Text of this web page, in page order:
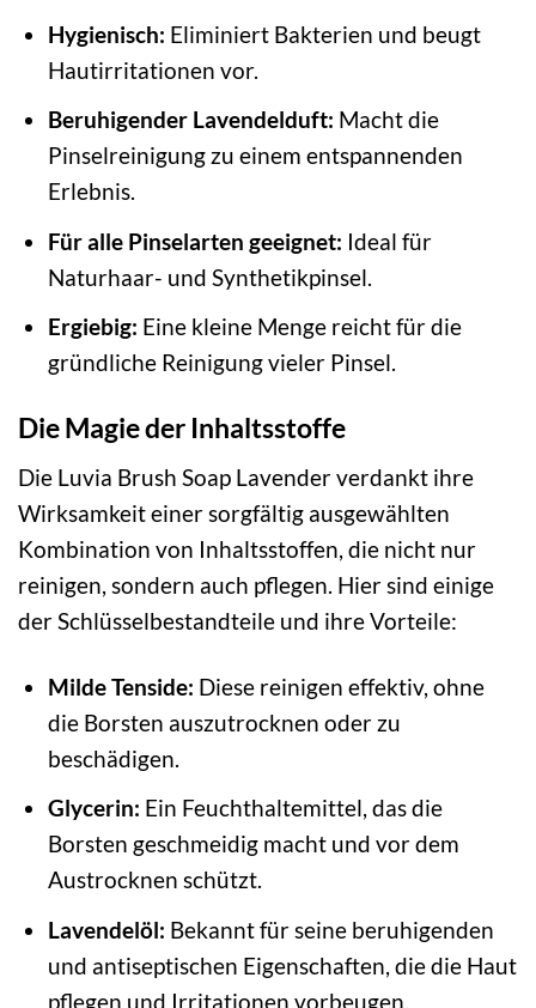
Hygienisch: Eliminiert Bakterien und beugt
Hautirritationen vor.
Beruhigender Lavendelduft: Macht die
Pinselreinigung zu einem entspannenden
Erlebnis.
Für alle Pinselarten geeignet: Ideal für
Naturhaar- und Synthetikpinsel.
Ergiebig: Eine kleine Menge reicht für die
gründliche Reinigung vieler Pinsel.
Die Magie der Inhaltsstoffe
Die Luvia Brush Soap Lavender verdankt ihre
Wirksamkeit einer sorgfältig ausgewählten
Kombination von Inhaltsstoffen, die nicht nur
reinigen, sondern auch pflegen. Hier sind einige
der Schlüsselbestandteile und ihre Vorteile:
Milde Tenside: Diese reinigen effektiv, ohne
die Borsten auszutrocknen oder zu
beschädigen.
Glycerin: Ein Feuchthaltemittel, das die
Borsten geschmeidig macht und vor dem
Austrocknen schützt.
Lavendelöl: Bekannt für seine beruhigenden
und antiseptischen Eigenschaften, die die Haut
pflegen und Irritationen vorbeugen.